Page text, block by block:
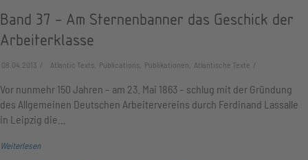
Band 37 - Am Sternenbanner das Geschick der
Arbeiterklasse
08.04.2013 Atlantic Texts, Publications, Publikationen, Atlantische Texte
Vor nunmehr 150 Jahren – am 23. Mai 1863 – schlug mit der Gründung
des Allgemeinen Deutschen Arbeitervereins durch Ferdinand Lassalle
in Leipzig die…
Weiterlesen